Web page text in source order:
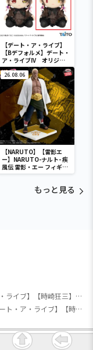
【デート・ア・ライブ】
【Bデフォルメ】デート・
ア・ライブIV オリジナ
ルぬいぐるみ 時崎狂三
～私服ver.～
26.08.06
【NARUTO】【雷影エ
ー】NARUTO-ナルト- 疾
風伝 雷影・エー フィギュ
ア～五影集結…!!～
もっと見る
【デート・ア・ライブ】【時崎狂三】デート・ア・ライブV ぬーどるストッパーフィギュアー時崎狂三・水着ver.ー
【デート・ア・ライブ】【時崎狂三】デート・ア・ライブV ぬーどるストッパーフィギュアー時崎狂三・水着ver.ー